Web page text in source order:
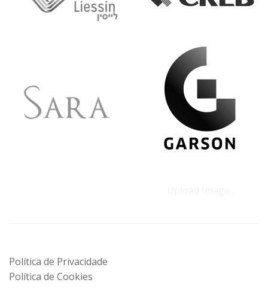
Política de Privacidade
Política de Cookies